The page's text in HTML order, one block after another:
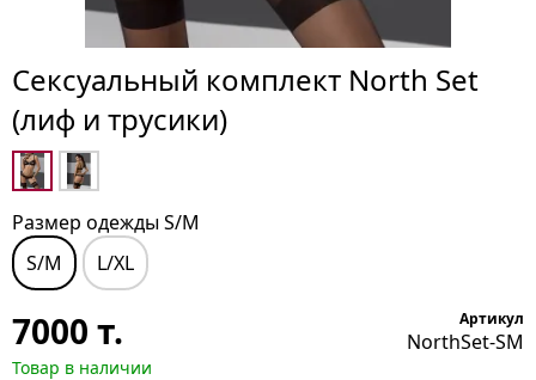
Сексуальный комплект North Set
(лиф и трусики)
Размер одежды S/M
S/M
L/XL
7000 т.
Товар в наличии
Артикул
NorthSet-SM